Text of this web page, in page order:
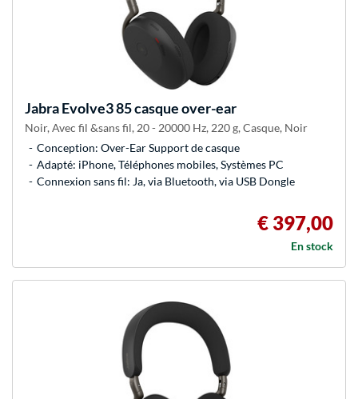
JabraEvolve3 85 casque over-ear
Noir, Avec fil &sans fil, 20 - 20000 Hz, 220 g, Casque, Noir
Conception: Over-Ear Support de casque
Adapté: iPhone, Téléphones mobiles, Systèmes PC
Connexion sans fil: Ja, via Bluetooth, via USB Dongle
€ 397,00
En stock